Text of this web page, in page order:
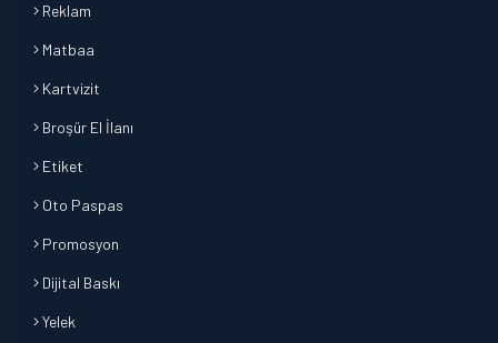
Reklam
Matbaa
Kartvizit
Broşür El İlanı
Etiket
Oto Paspas
Promosyon
Dijital Baskı
Yelek